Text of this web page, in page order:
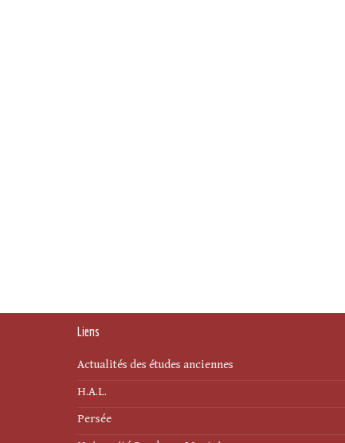
Liens
Actualités des études anciennes
H.A.L.
Persée